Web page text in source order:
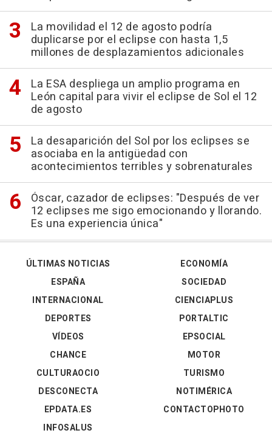
La movilidad el 12 de agosto podría
duplicarse por el eclipse con hasta 1,5
millones de desplazamientos adicionales
La ESA despliega un amplio programa en
León capital para vivir el eclipse de Sol el 12
de agosto
La desaparición del Sol por los eclipses se
asociaba en la antigüedad con
acontecimientos terribles y sobrenaturales
Óscar, cazador de eclipses: "Después de ver
12 eclipses me sigo emocionando y llorando.
Es una experiencia única"
ÚLTIMAS NOTICIAS
ESPAÑA
INTERNACIONAL
DEPORTES
VÍDEOS
ECONOMÍA
SOCIEDAD
CIENCIAPLUS
PORTALTIC
EPSOCIAL
CHANCE
CULTURAOCIO
DESCONECTA
EPDATA.ES
INFOSALUS
MOTOR
TURISMO
NOTIMÉRICA
CONTACTOPHOTO